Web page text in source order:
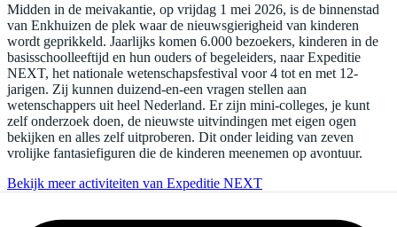
Midden in de meivakantie, op vrijdag 1 mei 2026, is de binnenstad
van Enkhuizen de plek waar de nieuwsgierigheid van kinderen
wordt geprikkeld. Jaarlijks komen 6.000 bezoekers, kinderen in de
basisschoolleeftijd en hun ouders of begeleiders, naar Expeditie
NEXT, het nationale wetenschapsfestival voor 4 tot en met 12-
jarigen. Zij kunnen duizend-en-een vragen stellen aan
wetenschappers uit heel Nederland. Er zijn mini-colleges, je kunt
zelf onderzoek doen, de nieuwste uitvindingen met eigen ogen
bekijken en alles zelf uitproberen. Dit onder leiding van zeven
vrolijke fantasiefiguren die de kinderen meenemen op avontuur.
Bekijk meer activiteiten van Expeditie NEXT